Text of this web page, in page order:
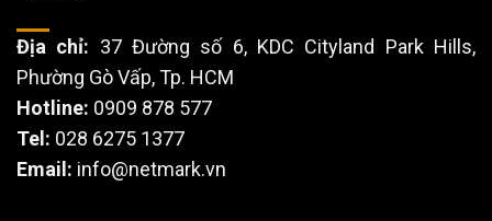
Địa chỉ: 37 Đường số 6, KDC Cityland Park Hills,
Phường Gò Vấp, Tp. HCM
Hotline: 0909 878 577
Tel: 028 6275 1377
Email: info@netmark.vn